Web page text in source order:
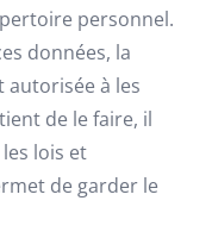
personnel.
données, la
autorisée à les
de le faire, il
lois et
de garder le